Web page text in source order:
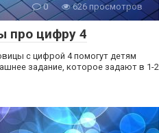
0
626 просмотров
про цифру 4
с цифрой 4 помогут детям
задание, которое задают в 1-2